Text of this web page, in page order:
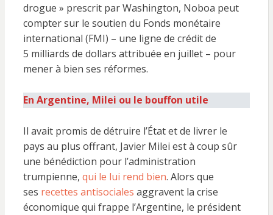
drogue » prescrit par Washington, Noboa peut
compter sur le soutien du Fonds monétaire
international (FMI) – une ligne de crédit de
5 milliards de dollars attribuée en juillet – pour
mener à bien ses réformes.
En Argentine, Milei ou le bouffon utile
Il avait promis de détruire l’État et de livrer le
pays au plus offrant, Javier Milei est à coup sûr
une bénédiction pour l’administration
trumpienne, qui le lui rend bien. Alors que
ses recettes antisociales aggravent la crise
économique qui frappe l’Argentine, le président